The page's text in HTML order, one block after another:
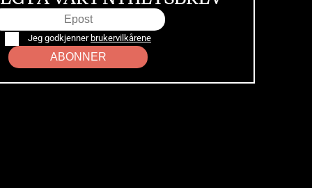
Jeg godkjenner brukervilkårene
ABONNER